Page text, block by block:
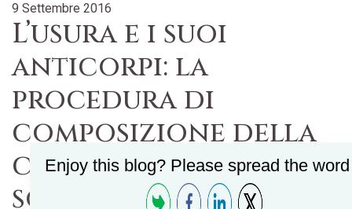
9 Settembre 2016
L’usura e i suoi
anticorpi: la
procedura di
composizione della
crisi da
sovraindebitamento
Enjoy this blog? Please spread the